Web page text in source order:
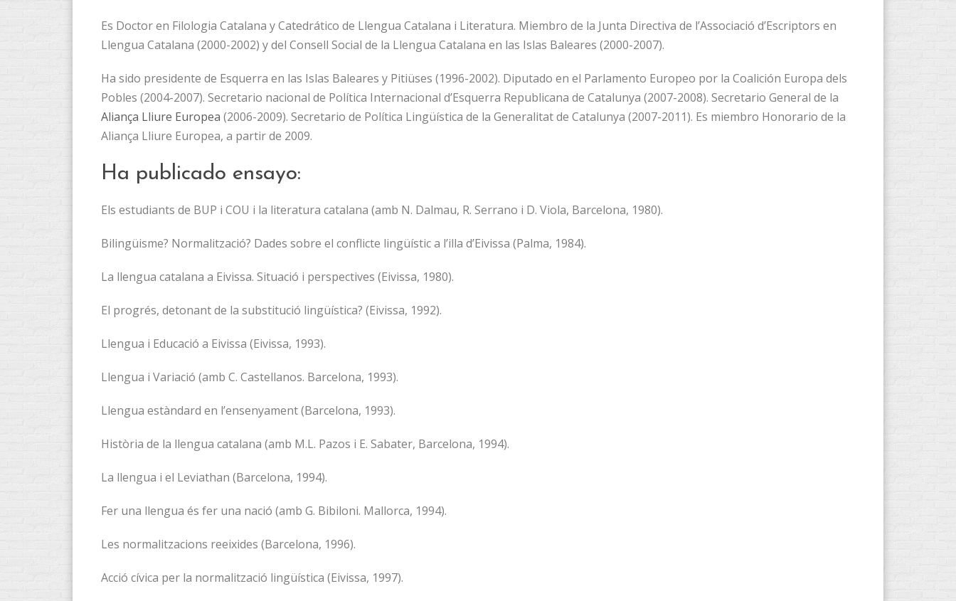
Es Doctor en Filologia Catalana y Catedrático de Llengua Catalana i Literatura. Miembro de la Junta Directiva de l’Associació d’Escriptors en
Llengua Catalana (2000-2002) y del Consell Social de la Llengua Catalana en las Islas Baleares (2000-2007).
Ha sido presidente de Esquerra en las Islas Baleares y Pitiüses (1996-2002). Diputado en el Parlamento Europeo por la Coalición Europa dels
Pobles (2004-2007). Secretario nacional de Política Internacional d’Esquerra Republicana de Catalunya (2007-2008). Secretario General de la
Aliança Lliure Europea (2006-2009). Secretario de Política Lingüística de la Generalitat de Catalunya (2007-2011). Es miembro Honorario de la
Aliança Lliure Europea, a partir de 2009.
Ha publicado ensayo:
Els estudiants de BUP i COU i la literatura catalana (amb N. Dalmau, R. Serrano i D. Viola, Barcelona, 1980).
Bilingüisme? Normalització? Dades sobre el conflicte lingüístic a l’illa d’Eivissa (Palma, 1984).
La llengua catalana a Eivissa. Situació i perspectives (Eivissa, 1980).
El progrés, detonant de la substitució lingüística? (Eivissa, 1992).
Llengua i Educació a Eivissa (Eivissa, 1993).
Llengua i Variació (amb C. Castellanos. Barcelona, 1993).
Llengua estàndard en l’ensenyament (Barcelona, 1993).
Història de la llengua catalana (amb M.L. Pazos i E. Sabater, Barcelona, 1994).
La llengua i el Leviathan (Barcelona, 1994).
Fer una llengua és fer una nació (amb G. Bibiloni. Mallorca, 1994).
Les normalitzacions reeixides (Barcelona, 1996).
Acció cívica per la normalització lingüística (Eivissa, 1997).